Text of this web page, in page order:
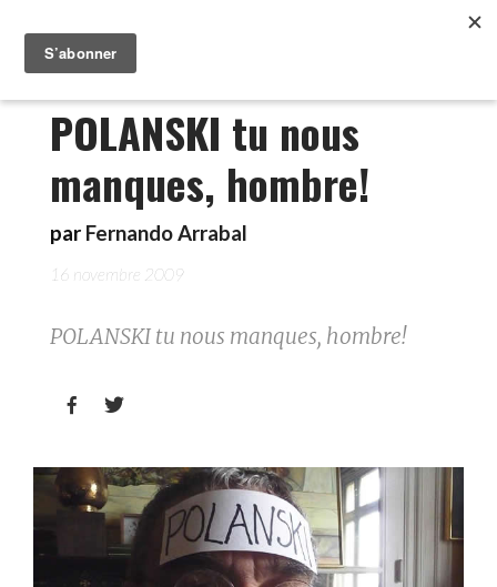
POLANSKI tu nous
manques, hombre!
par Fernando Arrabal
16 novembre 2009
POLANSKI tu nous manques, hombre!
 